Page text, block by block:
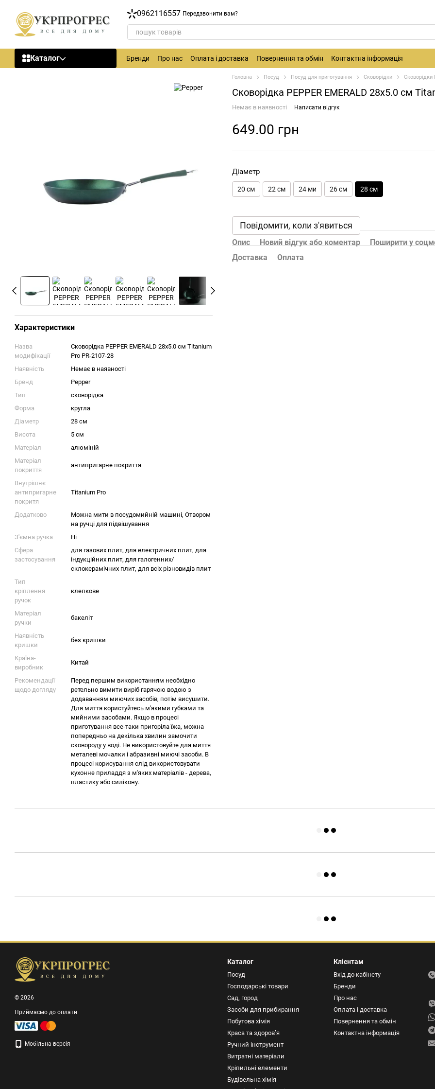
0962116557 Передзвонити вам?
Каталог Бренди Про нас Оплата і доставка Повернення та обмін Контактна інформація
Характеристики
Назва
модифікації
Сковорідка PEPPER EMERALD 28х5.0 см Titanium
Pro PR-2107-28
Наявність
Немає в наявності
Бренд
Pepper
Тип
сковорідка
Форма
кругла
Діаметр
28 см
Висота
5 см
Матеріал
алюміній
Матеріал
покриття
антипригарне покриття
Внутрішнє
антипригарне
покритя
Titanium Pro
Додатково
Можна мити в посудомийній машині, Отвором
на ручці для підвішування
З'ємна ручка
Ні
Сфера
застосування
для газових плит, для електричних плит, для
індукційних плит, для галогенних/
склокерамічних плит, для всіх різновидів плит
Тип
кріплення
ручок
клепкове
Матеріал
ручки
бакеліт
Наявність
кришки
без кришки
Країна-
виробник
Китай
Рекомендації
щодо догляду
Перед першим використанням необхідно
ретельно вимити виріб гарячою водою з
додаванням миючих засобів, потім висушити.
Для миття користуйтесь м'якими губками та
мийними засобами. Якщо в процесі
приготування все-таки пригоріла їжа, можна
попередньо на декілька хвилин замочити
сковороду у воді. Не використовуйте для миття
металеві мочалки і абразивні миючі засоби. В
процесі корисування слід використовувати
кухонне приладдя з м'яких матеріалів - дерева,
пластику або силікону.
Головна Посуд Посуд для приготування Сковорідки Сковорідки
Сковорідка PEPPER EMERALD 28х5.0 см
Немає в наявності
Написати відгук
649.00 грн
Діаметр
20 см 22 см 24 ми 26 см 28 см
Повідомити, коли з'явиться
Опис Новий відгук або коментар
Поширити у
Доставка
Оплата
© 2026
Приймаємо до оплати
Мобільна версія
Каталог
Посуд
Господарські товари
Сад, город
Засоби для прибирання
Побутова хімія
Краса та здоров’я
Ручний інструмент
Витратні матеріали
Кріпильні елементи
Будівельна хімія
Клієнтам
Вхід до кабінету
Бренди
Про нас
Оплата і доставка
Повернення та обмін
Контактна інформація